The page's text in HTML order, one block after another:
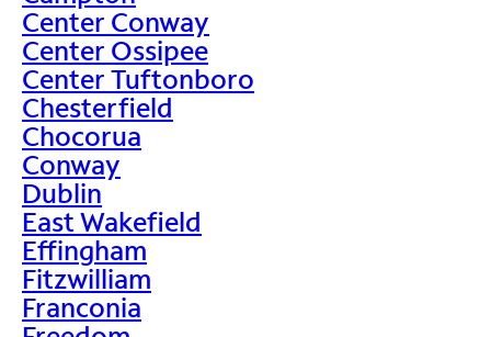
Center Conway
Center Ossipee
Center Tuftonboro
Chesterfield
Chocorua
Conway
Dublin
East Wakefield
Effingham
Fitzwilliam
Franconia